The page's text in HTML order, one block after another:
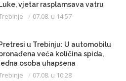
Luke, vjetar rasplamsava vatru
07.08. u 14:57
Pretresi u Trebinju: U automobilu
veća količina spida,
osoba uhapšena
07.08. u 10:28